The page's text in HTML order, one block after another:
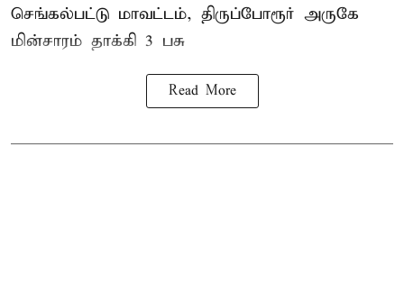
செங்கல்பட்டு மாவட்டம், திருப்போரூர் அருகே
மின்சாரம் தாக்கி 3 பசு
Read More